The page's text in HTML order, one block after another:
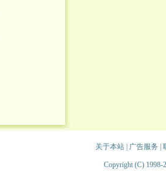
关于本站| 广告服务
Copyright (C) 1998-